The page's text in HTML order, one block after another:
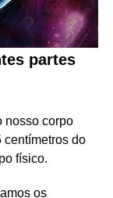
partes
nosso corpo
centímetros do
físico.
os